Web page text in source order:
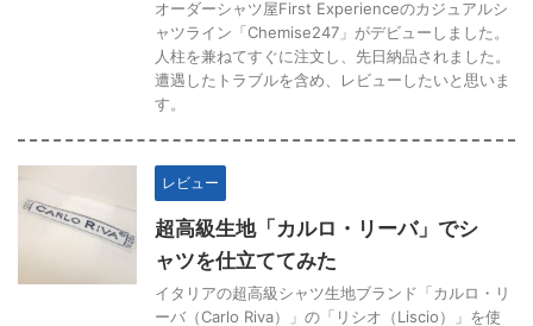
オーダーシャツ屋First Experienceのカジュアルシ
ャツライン「Chemise247」がデビューしました。
人柱を兼ねてすぐに注文し、先日納品されました。
遭遇したトラブルを含め、レビューしたいと思いま
す。
レビュー
超高級生地「カルロ・リーバ」でシ
ャツを仕立ててみた
イタリアの超高級シャツ生地ブランド「カルロ・リ
ーバ（Carlo Riva）」の「リシオ（Liscio）」を使